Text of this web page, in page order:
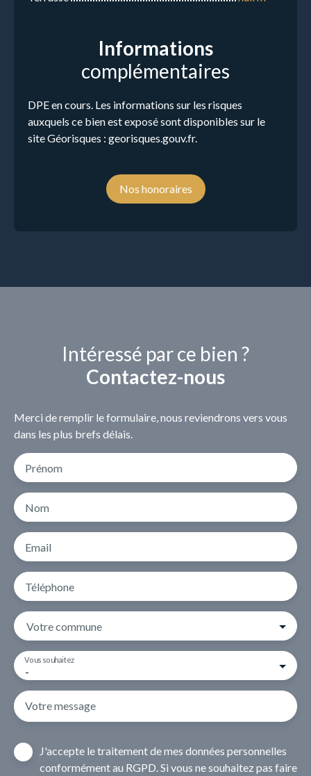
Informations
complémentaires
DPE en cours. Les informations sur les risques
auxquels ce bien est exposé sont disponibles sur le
site Géorisques : georisques.gouv.fr.
Nos honoraires
Intéressé par ce bien ?
Contactez-nous
Merci de remplir le formulaire, nous reviendrons vers vous
dans les plus brefs délais.
Prénom
Nom
Email
Téléphone
Votre commune
-
Vous souhaitez
Votre message
J'accepte le traitement de mes données personnelles
conformément au RGPD. Si vous ne souhaitez pas faire